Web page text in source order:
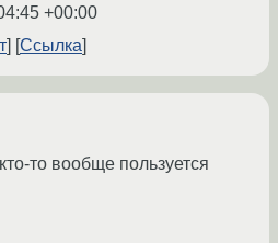
+00:00
Ссылка
то вообще пользуется